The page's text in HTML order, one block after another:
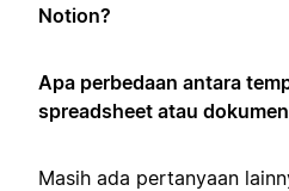
Notion?
Apa perbedaan antara
spreadsheet atau
Masih ada pertanyaan